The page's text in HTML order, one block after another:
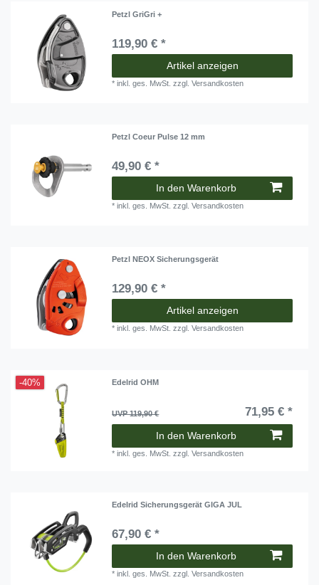
Petzl GriGri +
119,90 € *
Artikel anzeigen
*inkl. ges. MwSt. zzgl.Versandkosten
Petzl Coeur Pulse 12 mm
49,90 € *
In den Warenkorb
*inkl. ges. MwSt. zzgl.Versandkosten
Petzl NEOX Sicherungsgerät
129,90 € *
Artikel anzeigen
*inkl. ges. MwSt. zzgl.Versandkosten
-40% Edelrid OHM
UVP 119,90 € 71,95 € *
In den Warenkorb
*inkl. ges. MwSt. zzgl.Versandkosten
Edelrid Sicherungsgerät GIGA JUL
67,90 € *
In den Warenkorb
*inkl. ges. MwSt. zzgl.Versandkosten